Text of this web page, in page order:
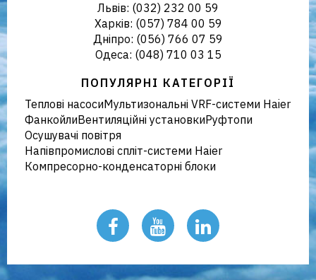
Україні
Львів: (032) 232 00 59
Харків: (057) 784 00 59
Дніпро: (056) 766 07 59
Одеса: (048) 710 03 15
ПОПУЛЯРНІ КАТЕГОРІЇ
Теплові насосиМультизональні VRF-системи Haier
ФанкойлиВентиляційні установкиРуфтопи
Осушувачі повітря
Напівпромислові спліт-системи Haier
Компресорно-конденсаторні блоки